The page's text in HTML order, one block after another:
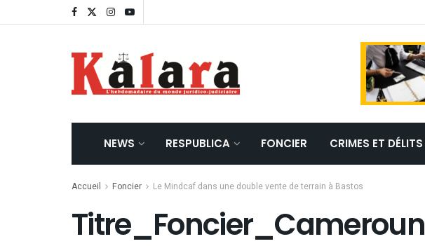
NEWS RESPUBLICA FONCIER CRIMES ET DÉLITS
Accueil Foncier Le Mindcaf dans une double vente de terrain à Bastos
Titre_Foncier_Cameroun